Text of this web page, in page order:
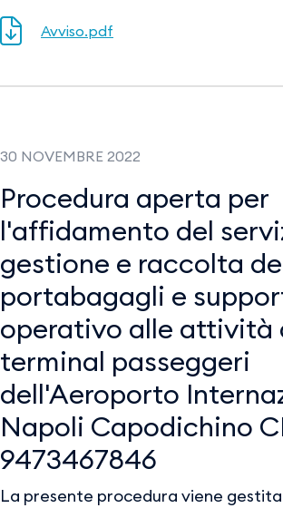
Avviso.pdf
30 NOVEMBRE 2022
Procedura aperta per
l'affidamento del
gestione e raccolta
portabagagli e
operativo alle attività
terminal passeggeri
dell'Aeroporto
Napoli Capodichino
9473467846
La presente procedura viene